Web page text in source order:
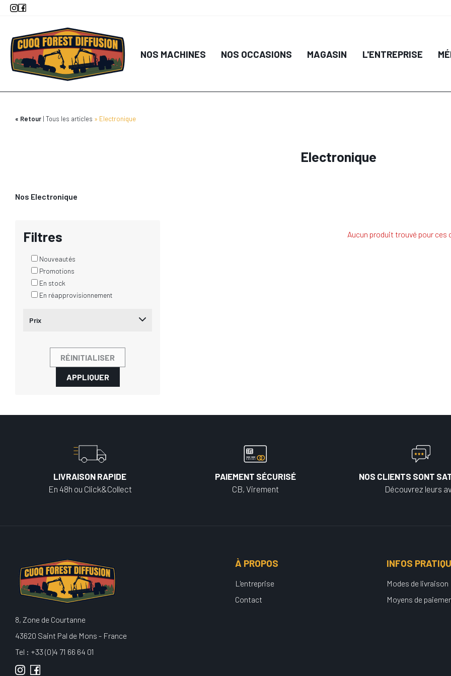
Aller
principal
NOS MACHINES NOS OCCASIONS MAGASIN L'ENTREPRISE
Retour Tous les articles Electronique
Electronique
Nos Electronique
Filtres
Nouveautés
Promotions
En stock
En réapprovisionnement
Prix
RÉINITIALISER
APPLIQUER
Aucun produit trouvé pour ces
LIVRAISON RAPIDE
En 48h ou Click&Collect
PAIEMENT SÉCURISÉ
CB, Virement
NOS CLIENTS SONT
Découvrez leurs
8, Zone de Courtanne
43620 Saint Pal de Mons - France
Tel : +33 (0)4 71 66 64 01
À PROPOS
L'entreprise
Contact
INFOS
Modes de livraison
Moyens de